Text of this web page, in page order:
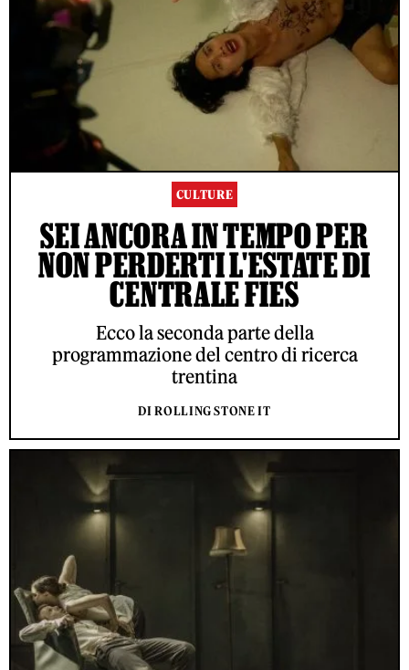
CULTURE
SEI ANCORA IN TEMPO PER
NON PERDERTI L'ESTATE DI
CENTRALE FIES
Ecco la seconda parte della
programmazione del centro di ricerca
trentina
DI ROLLING STONE IT